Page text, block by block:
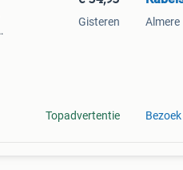
Gisteren
Topadvertentie
Almere